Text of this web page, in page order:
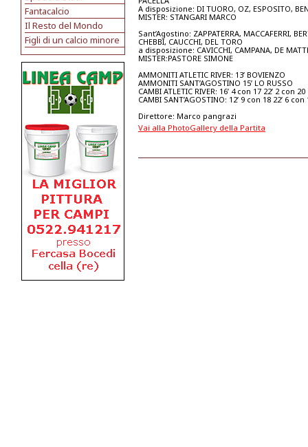
Fantacalcio
Il Resto del Mondo
Figli di un calcio minore
A disposizione: DI TUORO, OZ, ESPOSITO,
MISTER: STANGARI MARCO
Sant’Agostino: ZAPPATERRA, MACCAFERRI,
CHEBBI, CAUCCHI, DEL TORO
a disposizione: CAVICCHI, CAMPANA, DE
MISTER:PASTORE SIMONE
AMMONITI ATLETIC RIVER: 13’ BOVIENZO
AMMONITI SANT’AGOSTINO 15’ LO RUSSO
CAMBI ATLETIC RIVER: 16’ 4 con 17 22’ 2 con
CAMBI SANT’AGOSTINO: 12’ 9 con 18 22’ 6 con
Direttore: Marco pangrazi
Vai alla PhotoGallery della Partita